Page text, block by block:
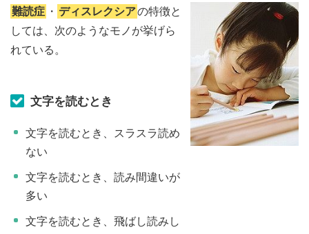
難読症 ・ ディスレクシアの特徴と
しては、次のようなモノが挙げら
れている。
文字を読むとき
文字を読むとき、スラスラ読め
ない
文字を読むとき、読み間違いが
多い
文字を読むとき、飛ばし読みし